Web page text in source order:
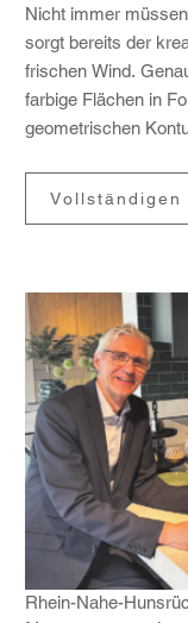
Nicht immer
sorgt bereits der
frischen Wind.
farbige Flächen in
geome­tri­schen
Vollständigen
Rhein-Nahe-